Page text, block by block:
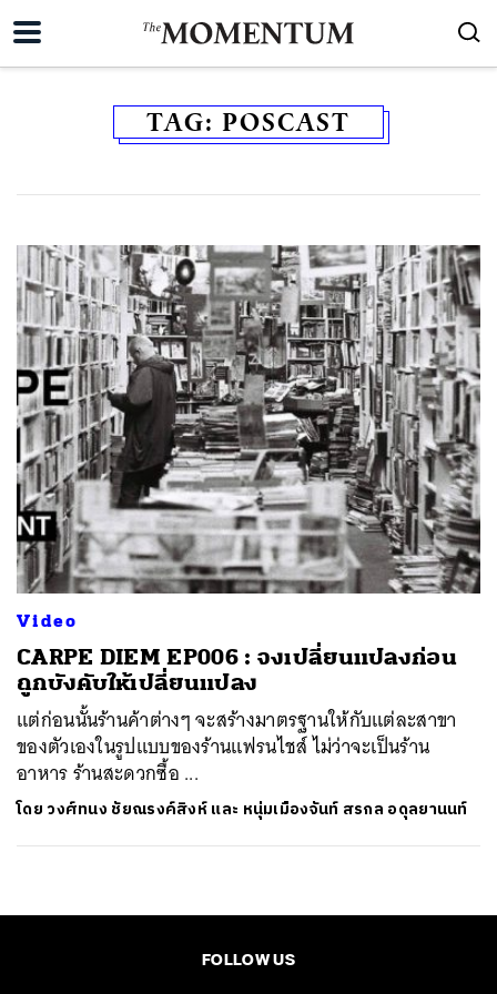
TAG: POSCAST
Video
CARPE DIEM EP006 : จงเปลี่ยนแปลงก่อน
ถูกบังคับให้เปลี่ยนแปลง
แต่ก่อนนั้นร้านค้าต่างๆ จะสร้างมาตรฐานให้กับแต่ละสาขา
ของตัวเองในรูปแบบของร้านแฟรนไชส์ ไม่ว่าจะเป็นร้าน
อาหาร ร้านสะดวกซื้อ ...
โดยวงศ์ทนง ชัยณรงค์สิงห์ และ หนุ่มเมืองจันท์ สรกล อดุลยานนท์
FOLLOW US
ค้นหา
SHARE TWEET LINE EMAIL